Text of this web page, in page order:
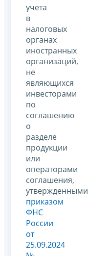
учета
в
налоговых
органах
иностранных
организаций,
не
являющихся
инвесторами
по
соглашению
о
разделе
продукции
или
операторами
соглашения,
утвержденными
приказом
ФНС
России
от
25.09.2024